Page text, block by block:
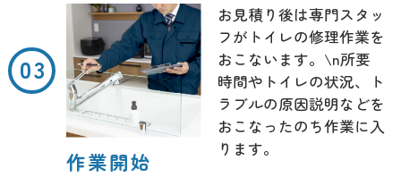
作業開始
お見積り後は専門スタッ
フがトイレの修理作業を
おこないます。\n所要
時間やトイレの状況、ト
ラブルの原因説明などを
おこなったのち作業に入
ります。